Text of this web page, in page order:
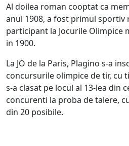
Al doilea roman cooptat ca
anul 1908, a fost primul sportiv
participant la Jocurile Olimpice
in 1900.
La JO de la Paris, Plagino s-a
concursurile olimpice de tir, cu
s-a clasat pe locul al 13-lea din
concurenti la proba de talere,
din 20 posibile.